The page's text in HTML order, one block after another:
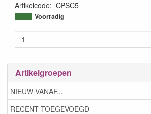
Artikelgroepen
NIEUW VANAF...
RECENT TOEGEVOEGD
Artikelcode: CPSC5
4511338002322
Voorradig